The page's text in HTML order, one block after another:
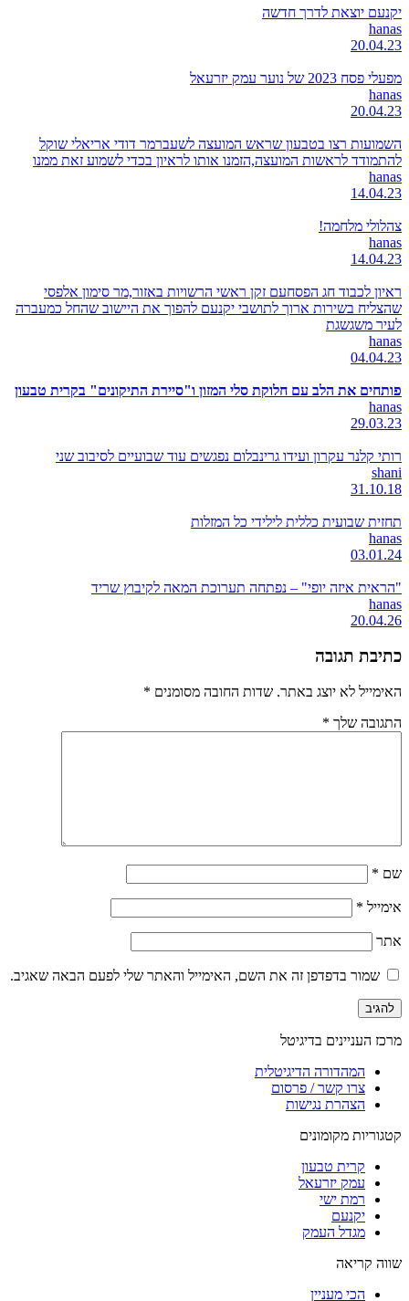
יקנעם יוצאת לדרך חדשה
hanas
20.04.23
מפעלי פסח 2023 של נוער עמק יזרעאל
hanas
20.04.23
השמועות רצו בטבעון שראש המועצה לשעברמר דודי אריאלי שוקל
להתמודד לראשות המועצה,הזמנו אותו לראיון בכדי לשמוע זאת ממנו
hanas
14.04.23
צהלולי מלחמה!
hanas
14.04.23
ראיון לכבוד חג הפסחעם זקן ראשי הרשויות באזור,מר סימון אלפסי
שהצליח בשירות ארוך לתושבי יקנעם להפוך את היישוב שהחל כמעברה
לעיר משגשגת
hanas
04.04.23
פותחים את הלב עם חלוקת סלי המזון ו"סיירת התיקונים" בקרית טבעון
hanas
29.03.23
רותי קלנר עקרון ועידו גרינבלום נפגשים עוד שבועיים לסיבוב שני
shani
31.10.18
תחזית שבועית כללית לילידי כל המזלות
hanas
03.01.24
"הראית איזה יופי" – נפתחה תערוכת המאה לקיבוץ שריד
hanas
20.04.26
כתיבת תגובה
האימייל לא יוצג באתר. שדות החובה מסומנים *
התגובה שלך *
שם *
אימייל *
אתר
שמור בדפדפן זה את השם, האימייל והאתר שלי לפעם הבאה שאגיב.
מרכז העניינים בדיגיטל
המהדורה הדיגיטלית
צרו קשר / פרסום
הצהרת נגישות
קטגוריות מקומונים
קרית טבעון
עמק יזרעאל
רמת ישי
יקנעם
מגדל העמק
שווה קריאה
הכי מעניין